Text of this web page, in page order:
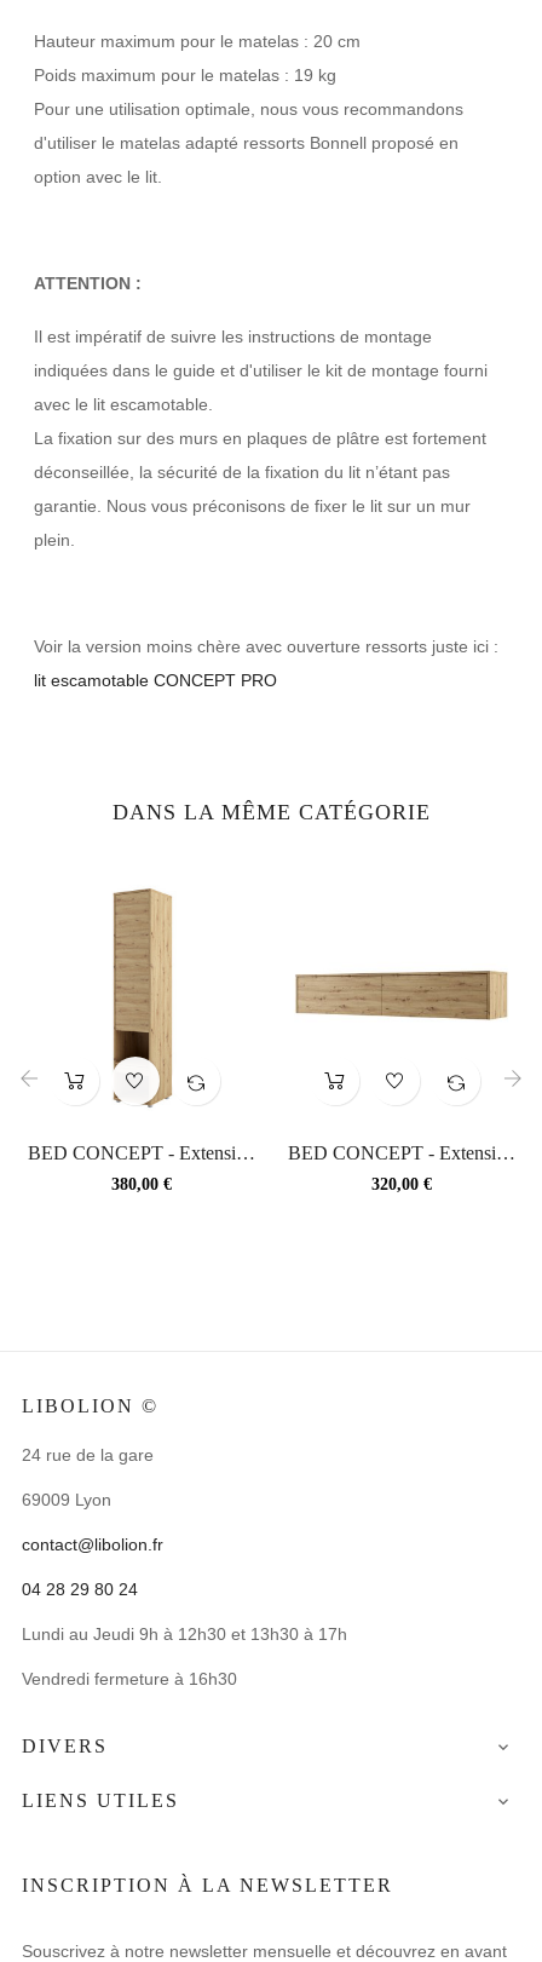
Hauteur maximum pour le matelas : 20 cm
Poids maximum pour le matelas : 19 kg
Pour une utilisation optimale, nous vous recommandons
d'utiliser le matelas adapté ressorts Bonnell proposé en
option avec le lit.
ATTENTION :
Il est impératif de suivre les instructions de montage
indiquées dans le guide et d'utiliser le kit de montage fourni
avec le lit escamotable.
La fixation sur des murs en plaques de plâtre est fortement
déconseillée, la sécurité de la fixation du lit n’étant pas
garantie. Nous vous préconisons de fixer le lit sur un mur
plein.
Voir la version moins chère avec ouverture ressorts juste ici :
lit escamotable CONCEPT PRO
DANS LA MÊME CATÉGORIE
BED CONCEPT - Extension
de rangement pour lit...
Prix
380,00 €
BED CONCEPT - Extension
de rangement pour lit...
Prix
320,00 €
LIBOLION ©
24 rue de la gare
69009 Lyon
contact@libolion.fr
04 28 29 80 24
Lundi au Jeudi 9h à 12h30 et 13h30 à 17h
Vendredi fermeture à 16h30
DIVERS 
LIENS UTILES 
INSCRIPTION À LA NEWSLETTER
Souscrivez à notre newsletter mensuelle et découvrez en avant